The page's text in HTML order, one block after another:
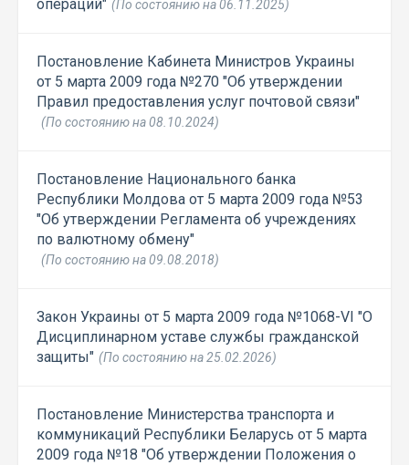
операций" (По состоянию на 06.11.2025)
Постановление Кабинета Министров Украины
от 5 марта 2009 года №270 "Об утверждении
Правил предоставления услуг почтовой связи"
(По состоянию на 08.10.2024)
Постановление Национального банка
Республики Молдова от 5 марта 2009 года №53
"Об утверждении Регламента об учреждениях
по валютному обмену"
(По состоянию на 09.08.2018)
Закон Украины от 5 марта 2009 года №1068-VI "О
Дисциплинарном уставе службы гражданской
защиты" (По состоянию на 25.02.2026)
Постановление Министерства транспорта и
коммуникаций Республики Беларусь от 5 марта
2009 года №18 "Об утверждении Положения о